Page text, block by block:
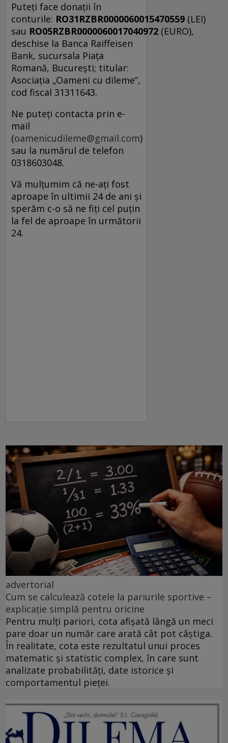
Puteți face donații în
conturile: RO31RZBR0000060015470559 (LEI)
sau RO05RZBR0000060017040972 (EURO),
deschise la Banca Raiffeisen
Bank, sucursala Piața
Romană, București; titular:
Asociația „Oameni cu dileme”,
cod fiscal 31311643.
Ne puteți contacta prin e-
mail
(oamenicudileme@gmail.com)
sau la numărul de telefon
0318603048.
Vă mulțumim că ne-ați fost
aproape în ultimii 24 de ani și
sperăm c-o să ne fiți cel puțin
la fel de aproape în următorii
24.
advertorial
Cum se calculează cotele la pariurile sportive –
explicație simplă pentru oricine
Pentru mulți pariori, cota afișată lângă un meci
pare doar un număr care arată cât pot câștiga.
În realitate, cota este rezultatul unui proces
matematic și statistic complex, în care sunt
analizate probabilități, date istorice și
comportamentul pieței.